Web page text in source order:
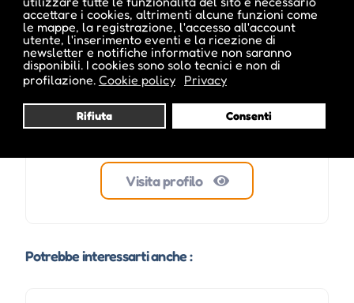
accettare i cookies, altrimenti alcune funzioni come
le mappe, la registrazione, l'accesso all'account
utente, l'inserimento eventi e la ricezione di
newsletter e notifiche informative non saranno
disponibili. I cookies sono solo tecnici e non di
profilazione. Cookie policy Privacy
Rifiuta Consenti
Visita profilo
Potrebbe interessarti anche :